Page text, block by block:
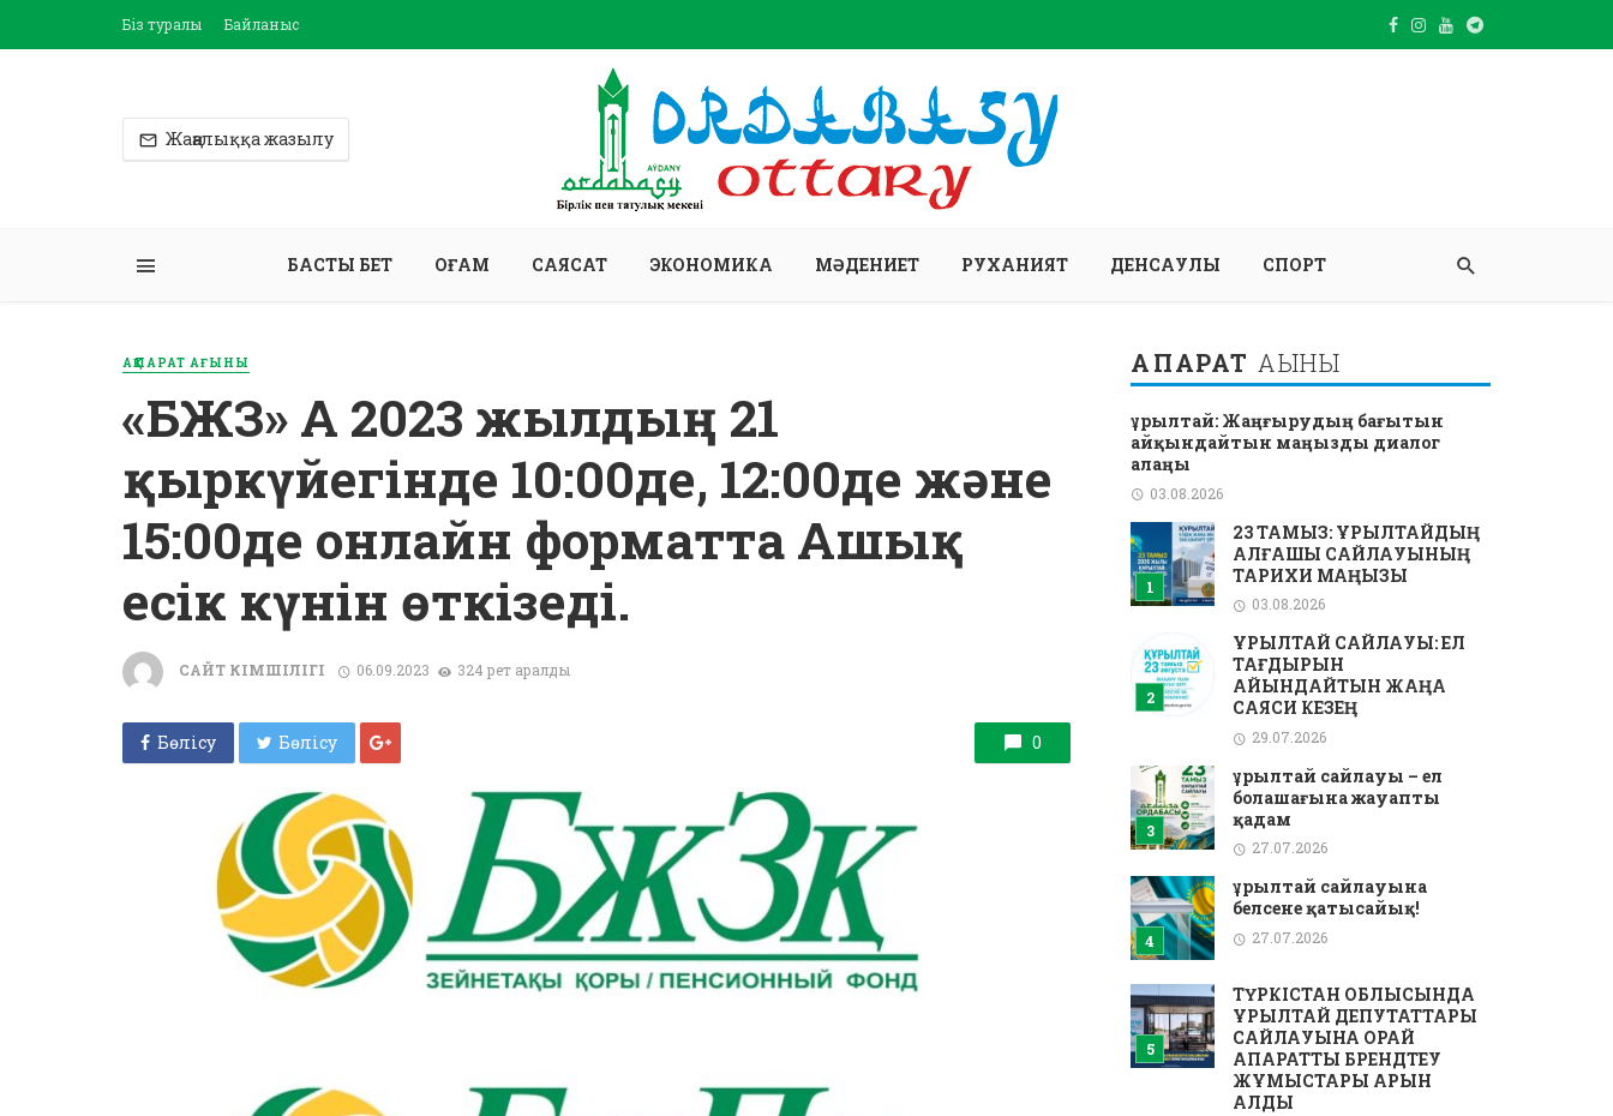
Біз туралы Байланыс
Жаңалыққа жазылу
БАСТЫ БЕТ ҚОҒАМ САЯСАТ ЭКОНОМИКА МӘДЕНИЕТ РУХАНИЯТ ДЕНСАУЛЫҚ СПОРТ
АҚПАРАТ АҒЫНЫ
«БЖЗҚ» АҚ 2023 жылдың 21
қыркүйегінде 10:00де, 12:00де және
15:00де онлайн форматта Ашық
есік күнін өткізеді.
САЙТ ӘКІМШІЛІГІ 06.09.2023 324 рет қаралды
Бөлісу Бөлісу 0
АҚПАРАТ АҒЫНЫ
Құрылтай: Жаңғырудың бағытын
айқындайтын маңызды диалог
алаңы
03.08.2026
23 ТАМЫЗ: ҚҰРЫЛТАЙДЫҢ
АЛҒАШҚЫ САЙЛАУЫНЫҢ
ТАРИХИ МАҢЫЗЫ
03.08.2026
ҚҰРЫЛТАЙ САЙЛАУЫ: ЕЛ
ТАҒДЫРЫН
АЙҚЫНДАЙТЫН ЖАҢА
САЯСИ КЕЗЕҢ
29.07.2026
Құрылтай сайлауы – ел
болашағына жауапты
қадам
27.07.2026
Құрылтай сайлауына
белсене қатысайық!
27.07.2026
ТҮРКІСТАН ОБЛЫСЫНДА
ҚҰРЫЛТАЙ ДЕПУТАТТАРЫ
САЙЛАУЫНА ОРАЙ
АҚПАРАТТЫҚ БРЕНДТЕУ
ЖҰМЫСТАРЫ ҚАРҚЫН
АЛДЫ